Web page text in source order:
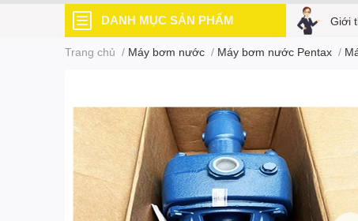
DANH MỤC SẢN PHẨM Giới
Trang chủ / Máy bơm nước / Máy bơm nước Pentax /